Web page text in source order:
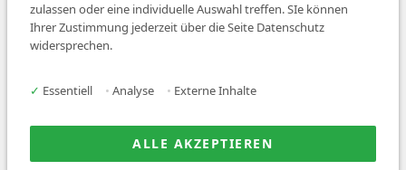
Job finden
Über uns
News
zulassen oder eine individuelle Auswahl treffen. SIe können
Ihrer Zustimmung jederzeit über die Seite Datenschutz
widersprechen.
✓ Essentiell • Analyse • Externe Inhalte
ALLE AKZEPTIEREN